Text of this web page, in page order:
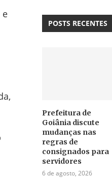
e
POSTS RECENTES
Prefeitura de
Goiânia discute
mudanças nas
regras de
consignados para
servidores
6 de agosto, 2026